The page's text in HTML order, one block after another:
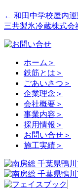
← 和田中学校屋内
三共製氷冷蔵株式会
ホーム ＞
鉄筋とは ＞
ごあいさつ ＞
企業理念 ＞
会社概要 ＞
事業内容 ＞
採用情報 ＞
お問い合せ ＞
施工実績 ＞